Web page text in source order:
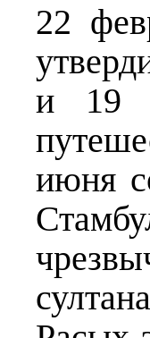
22
и 19
июня